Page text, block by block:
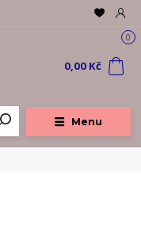
Menu
0
0,00 Kč